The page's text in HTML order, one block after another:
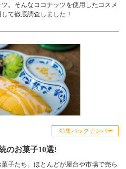
。そんなココナッツを使用したコスメ
て徹底調査しました！
特集バックナンバー
のお菓子10選!
子たち。ほとんどが屋台や市場で売ら